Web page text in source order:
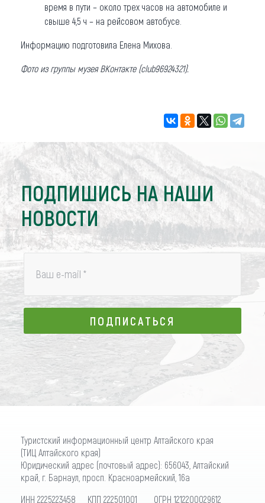
время в пути – около трех часов на автомобиле и
свыше 4,5 ч – на рейсовом автобусе.
Информацию подготовила Елена Михова.
Фото из группы музея ВКонтакте (club96924321).
ПОДПИШИСЬ НА НАШИ
НОВОСТИ
Ваш e-mail *
ПОДПИСАТЬСЯ
ПОДПИСАТЬСЯ
Туристский информационный центр Алтайского края
(ТИЦ Алтайского края)
Юридический адрес (почтовый адрес): 656043, Алтайский
край, г. Барнаул, просп. Красноармейский, 16а
ИНН 2225223458 КПП 222501001 ОГРН 1212200029612